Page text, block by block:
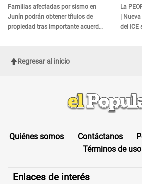
Familias afectadas por sismo en
Junín podrán obtener títulos de
propiedad tras importante acuerdo
de Cofopri
La
|
del ICE
ROSTRO
Regresar al inicio
Quiénes somos Contáctanos
Términos de uso
Enlaces de interés